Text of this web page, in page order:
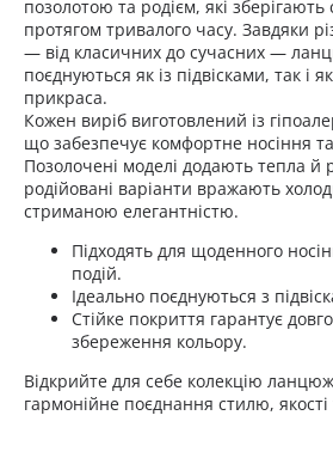
позолотою та родієм, які зберігають
протягом тривалого часу. Завдяки
— від класичних до сучасних —
поєднуються як із підвісками, так і
прикраса.
Кожен виріб виготовлений із
що забезпечує комфортне носіння
Позолочені моделі додають тепла й
родійовані варіанти вражають
стриманою елегантністю.
Підходять для щоденного
подій.
Ідеально поєднуються з
Стійке покриття гарантує
збереження кольору.
Відкрийте для себе колекцію
гармонійне поєднання стилю, якості